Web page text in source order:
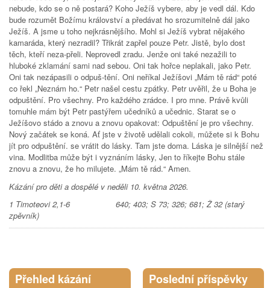
nebude, kdo se o ně postará? Koho Ježíš vybere, aby je vedl dál. Kdo
bude rozumět Božímu království a předávat ho srozumitelně dál jako
Ježíš. A jsme u toho nejkrásnějšího. Mohl si Ježíš vybrat nějakého
kamaráda, který nezradil? Třikrát zapřel pouze Petr. Jistě, bylo dost
těch, kteří neza-přeli. Neprovedl zradu. Jenže oni také nezažili to
hluboké zklamání sami nad sebou. Oni tak hořce neplakali, jako Petr.
Oni tak nezápasili o odpuš-tění. Oni neříkal Ježíšovi „Mám tě rád“ poté
co řekl „Neznám ho.“ Petr našel cestu zpátky. Petr uvěřil, že u Boha je
odpuštění. Pro všechny. Pro každého zrádce. I pro mne. Právě kvůli
tomuhle mám být Petr pastýřem učedníků a učednic. Starat se o
Ježíšovo stádo a znovu a znovu opakovat: Odpuštění je pro všechny.
Nový začátek se koná. Ať jste v životě udělali cokoli, můžete si k Bohu
jít pro odpuštění. se vrátit do lásky. Tam jste doma. Láska je silnější než
vina. Modlitba může být i vyznáním lásky, Jen to říkejte Bohu stále
znovu a znovu, že ho milujete. „Mám tě rád.“ Amen.
Kázání pro děti a dospělé v neděli 10. května 2026.
1 Timoteovi 2,1-6 640; 403; S 73; 326; 681; Ž 32 (starý
zpěvník)
Přehled kázání Poslední příspěvky